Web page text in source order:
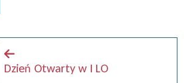
Dzień Otwarty w I LO